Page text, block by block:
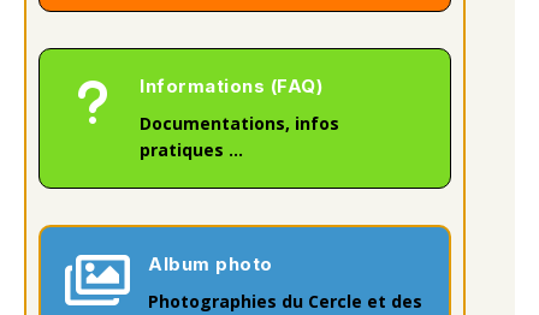
u
Informations (FAQ)
Documentations, infos
pratiques …

Album photo
Photographies du Cercle et des